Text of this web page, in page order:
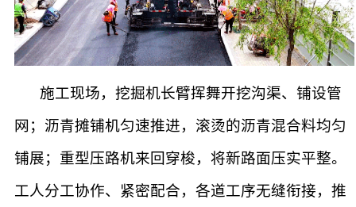
施工现场，挖掘机长臂挥舞开挖沟渠、铺设管
网；沥青摊铺机匀速推进，滚烫的沥青混合料均匀
铺展；重型压路机来回穿梭，将新路面压实平整。
工人分工协作、紧密配合，各道工序无缝衔接，推